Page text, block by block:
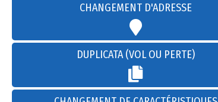
CHANGEMENT D'ADRESSE
DUPLICATA (VOL OU PERTE)